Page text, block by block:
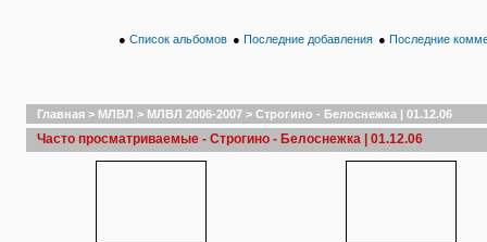
● Список альбомов ● Последние добавления ● Последние
Главная > МЛВЛ > МЛВЛ 2006-2007 > Строгино - Белоснежка | 01.12.06
Часто просматриваемые - Строгино - Белоснежка | 01.12.06